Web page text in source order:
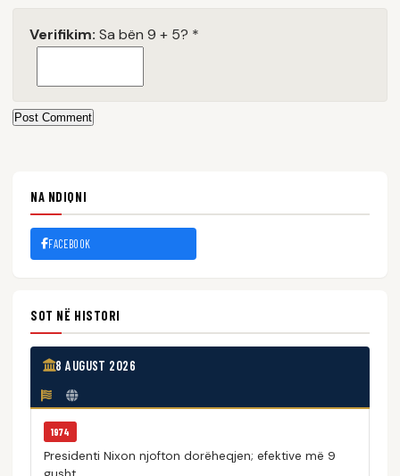
Verifikim: Sa bën 9 + 5? *
Post Comment
NA NDIQNI
FACEBOOK
SOT NË HISTORI
8 AUGUST 2026
1974
Presidenti Nixon njofton dorëheqjen; efektive më 9